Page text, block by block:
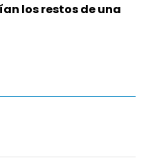
los restos de una